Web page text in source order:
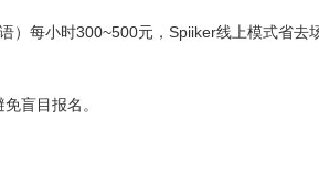
）每小时300~500元，Spiiker线上模式省去
盲目报名。